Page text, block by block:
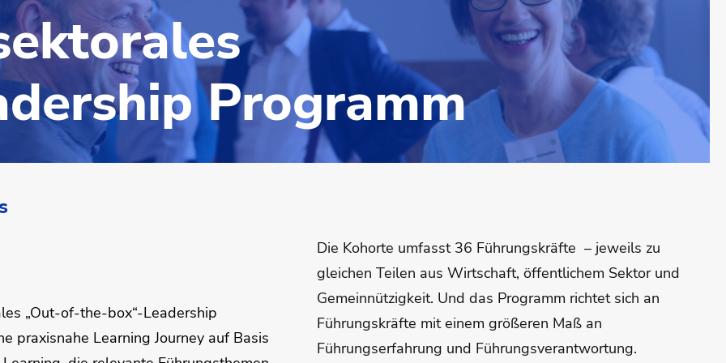
Programm
„Out-of-the-box“-Leadership
praxisnahe Learning Journey auf Basis
Die Kohorte umfasst 36 Führungskräfte – jeweils zu
gleichen Teilen aus Wirtschaft, öffentlichem Sektor und
Gemeinnützigkeit. Und das Programm richtet sich an
Führungskräfte mit einem größeren Maß an
Führungserfahrung und Führungsverantwortung.